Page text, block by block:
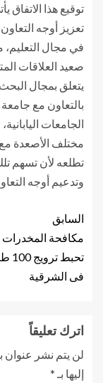
توقيع هذا
تعزيز أوجه
في مجال التعليم،
صعيد العلاقات
يتعلق بمجال
بالتعاون مع
الجامعات
مختلف الأصعدة
تطلعه لأن تسهم
وتدعيم أوجه
السابق
مكافحة المخدرات
فى الشرقية
اترك تعليقاً
لن يتم نشر عنوان
إليها بـ *